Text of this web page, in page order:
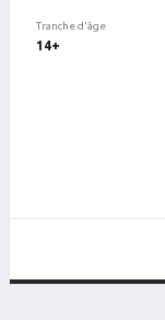
Tranche d'âge
14+